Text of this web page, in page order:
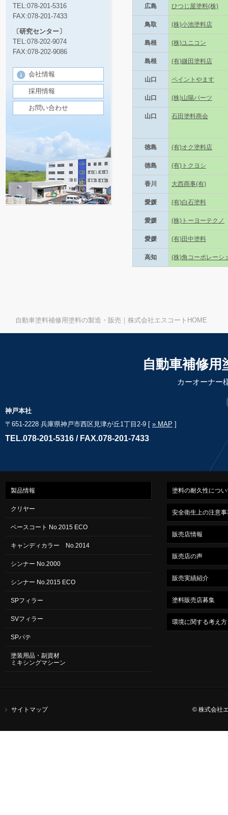
広島 ひつじ屋塗料(株)
鳥取 (株)小池塗料店
島根 (株)ユニコン
島根 (有)鎌田塗料店
山口 ペイントやます
山口 (株)山陽パーツ
山口 石田塗料商会
徳島 (有)オク塗料店
徳島 (有)トクヨシ
香川 大西商事(有)
愛媛 (有)白石塗料
愛媛 (株)トーヨーテクノ
愛媛 (有)田中塗料
高知 (株)角コーポレーシ
TEL:078-201-5316
FAX:078-201-7433
〔研究センター〕
TEL:078-202-9074
FAX:078-202-9086
会社情報
採用情報
お問い合わせ
自動車塗料補修用塗料の製造・販売｜株式会社エスコートHOME
自動車補修
カーオーナー
神戸本社
〒651-2228 兵庫県神戸市西区見津が丘1丁目2-9 [ » MAP ]
TEL.078-201-5316 / FAX.078-201-7433
製品情報
クリヤー
ベースコート No.2015 ECO
キャンディカラー No.2014
シンナー No.2000
シンナー No.2015 ECO
SPフィラー
SVフィラー
SPパテ
塗装用品・副資材
ミキシングマシーン
塗料の耐久性につい
安全衛生上の注意事
販売店情報
販売店の声
販売実績紹介
塗料販売店募集
環境に関する考え方
サイトマップ © 株式会社